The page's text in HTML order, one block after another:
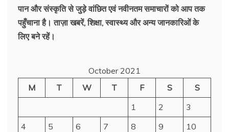
पान और संस्कृति से जुड़े वांछित एवं नवीनतम समाचारों को आप तक
पहुँचाना है। ताज़ा खबरें, शिक्षा, स्वास्थ्य और अन्य जानकारिओं के
लिए बने रहें।
October 2021
M
T W T F S
S
1
2
3
4
5 6 7 8 9
10